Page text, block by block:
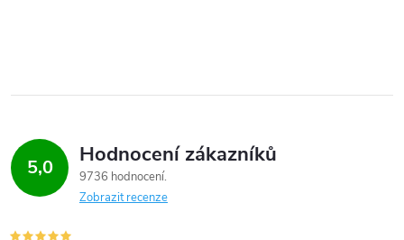
5,0 Hodnocení zákazníků
9736 hodnocení
Zobrazit recenze